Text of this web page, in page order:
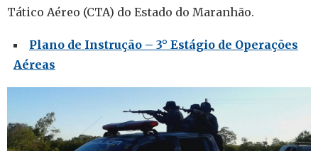
Tático Aéreo (CTA) do Estado do Maranhão.
Plano de Instrução – 3° Estágio de Operações
Aéreas